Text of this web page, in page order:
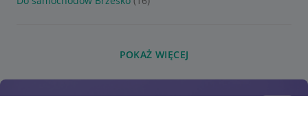
POKAŻ WIĘCEJ